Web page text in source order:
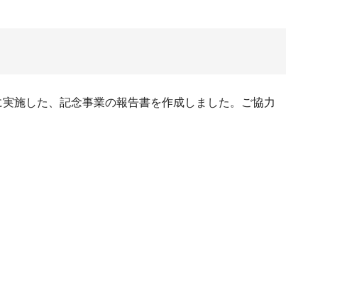
施した、記念事業の報告書を作成しました。ご協力